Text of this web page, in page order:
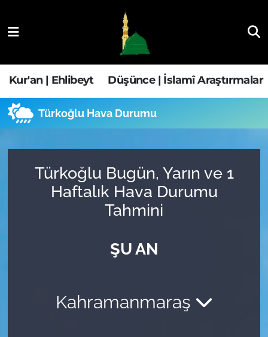
Kur'an | Ehlibeyt Düşünce | İslamî Araştırmalar
Türkoğlu Hava Durumu
Türkoğlu Bugün, Yarın ve 1
Haftalık Hava Durumu
Tahmini
ŞU AN
Kahramanmaraş
Düşünce | İslamî Araştırmalar
Ehla-Der Haber
Fıkıh | Ahkam
Hava Durumu
Trafik Durumu
Tüm Manşetler
Son Dakika Haberleri